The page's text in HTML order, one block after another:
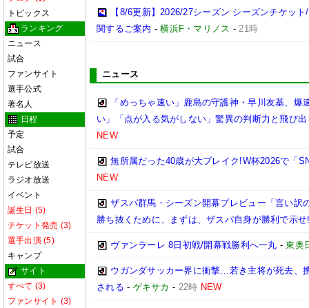
トピックス
ランキング
ニュース
試合
ファンサイト
選手公式
著名人
日程
予定
試合
テレビ放送
ラジオ放送
イベント
誕生日 (5)
チケット発売 (3)
選手出演 (5)
キャンプ
サイト
すべて (3)
ファンサイト (3)
【8/6更新】2026/27シーズン シーズンチケッ
関するご案内 -横浜F・マリノス -21時
ニュース
「めっちゃ速い」鹿島の守護神・早川友基、
い」「点が入る気がしない」驚異の判断力と飛び
NEW
無所属だった40歳が大ブレイク!W杯2026で「
NEW
ザスパ群馬・シーズン開幕プレビュー「言い訳
勝ち抜くために、まずは、ザスパ自身が勝利で示せ
ヴァンラーレ 8日初戦/開幕戦勝利へ一丸 -東奥
ウガンダサッカー界に衝撃…若き主将が死去、
される - ゲキサカ - 22時 NEW